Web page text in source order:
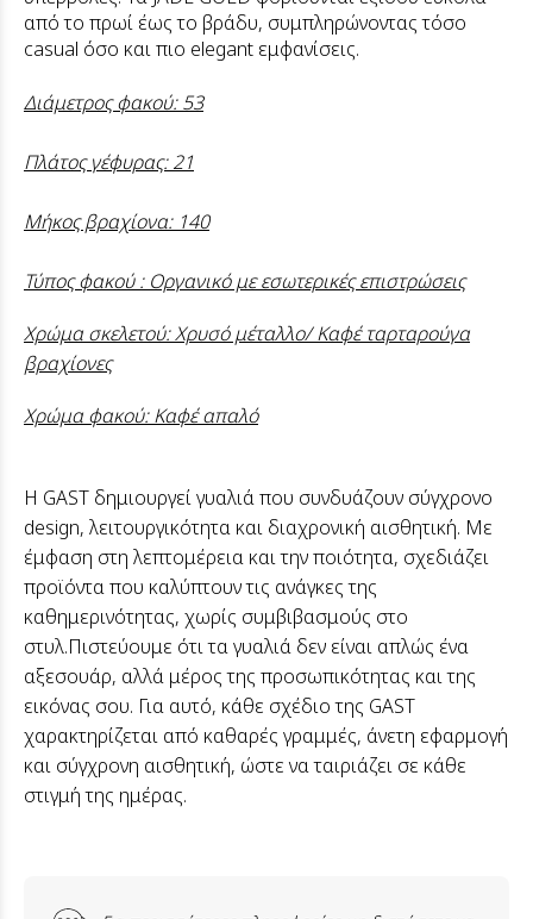
από το πρωί έως το βράδυ, συμπληρώνοντας τόσο
casual όσο και πιο elegant εμφανίσεις.
Διάμετρος φακού: 53
Πλάτος γέφυρας: 21
Μήκος βραχίονα: 140
Τύπος φακού : Οργανικό με εσωτερικές επιστρώσεις
Χρώμα σκελετού: Χρυσό μέταλλο/ Καφέ ταρταρούγα
βραχίονες
Χρώμα φακού: Καφέ απαλό
Η GAST δημιουργεί γυαλιά που συνδυάζουν σύγχρονο
design, λειτουργικότητα και διαχρονική αισθητική. Με
έμφαση στη λεπτομέρεια και την ποιότητα, σχεδιάζει
προϊόντα που καλύπτουν τις ανάγκες της
καθημερινότητας, χωρίς συμβιβασμούς στο
στυλ.Πιστεύουμε ότι τα γυαλιά δεν είναι απλώς ένα
αξεσουάρ, αλλά μέρος της προσωπικότητας και της
εικόνας σου. Για αυτό, κάθε σχέδιο της GAST
χαρακτηρίζεται από καθαρές γραμμές, άνετη εφαρμογή
και σύγχρονη αισθητική, ώστε να ταιριάζει σε κάθε
στιγμή της ημέρας.